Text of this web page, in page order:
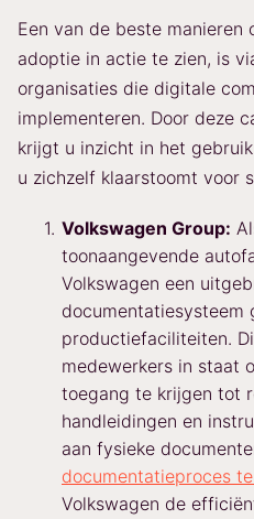
Een van de beste
adoptie in actie te zien, is
organisaties die digitale
implementeren. Door deze
krijgt u inzicht in het
u zichzelf klaarstoomt voor
Volkswagen Group:
toonaangevende
Volkswagen een
documentatiesysteem
productiefaciliteiten.
medewerkers in staat
toegang te krijgen tot
handleidingen en
aan fysieke
documentatieproces
Volkswagen de